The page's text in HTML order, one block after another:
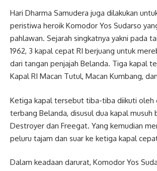
Hari Dharma Samudera juga dilakukan
peristiwa heroik Komodor Yos Sudarso
pahlawan. Sejarah singkatnya yakni pada
1962, 3 kapal cepat RI berjuang untuk
dari tangan penjajah Belanda. Tiga kapal
Kapal RI Macan Tutul, Macan Kumbang,
Ketiga kapal tersebut tiba-tiba diikuti oleh
terbang Belanda, disusul dua kapal musuh
Destroyer dan Freegat. Yang kemudian
peluru tajam dan suar ke ketiga kapal
Dalam keadaan darurat, Komodor Yos